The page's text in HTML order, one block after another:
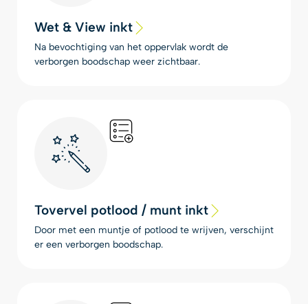
Wet & View inkt
Na bevochtiging van het oppervlak wordt de
verborgen boodschap weer zichtbaar.
Tovervel potlood / munt inkt
Door met een muntje of potlood te wrijven, verschijnt
er een verborgen boodschap.